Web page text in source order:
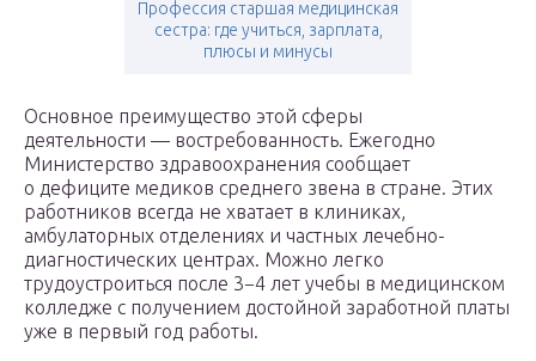
Профессия старшая медицинская
сестра: где учиться, зарплата,
плюсы и минусы
Основное преимущество этой сферы
деятельности — востребованность. Ежегодно
Министерство здравоохранения сообщает
о дефиците медиков среднего звена в стране. Этих
работников всегда не хватает в клиниках,
амбулаторных отделениях и частных лечебно-
диагностических центрах. Можно легко
трудоустроиться после 3−4 лет учебы в медицинском
колледже с получением достойной заработной платы
уже в первый год работы.